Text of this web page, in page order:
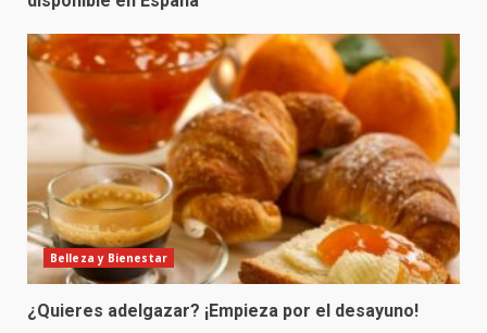
Belleza y Bienestar
¿Quieres adelgazar? ¡Empieza por el desayuno!